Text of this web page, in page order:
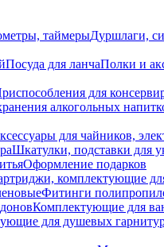
таймерыДуршлаги,
Посуда для ланчаПолки и
для
алкогольных
для чайников,
Шкатулки, подставки для
Оформление подарков
комплектующие
Фитинги
Комплектующие для
для душевых